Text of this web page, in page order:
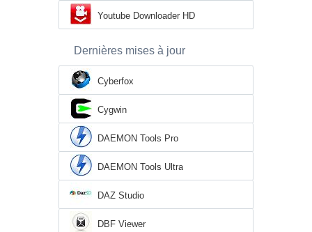
Youtube Downloader HD
Dernières mises à jour
Cyberfox
Cygwin
DAEMON Tools Pro
DAEMON Tools Ultra
DAZ Studio
DBF Viewer